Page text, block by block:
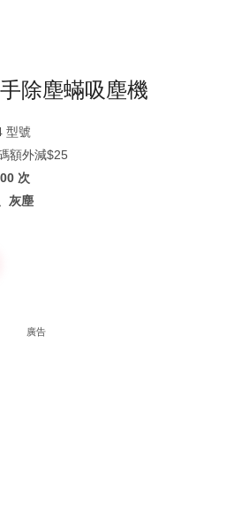
除塵蟎吸塵機
型號
額外減$25
次
灰塵
廣告